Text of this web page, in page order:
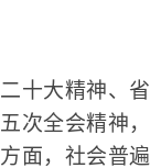
十大精神、省
次全会精神，
面，社会普遍